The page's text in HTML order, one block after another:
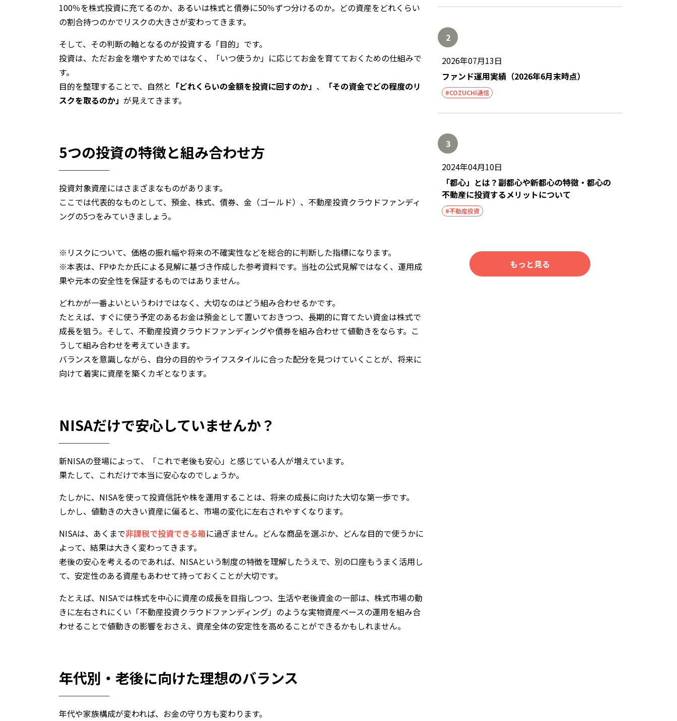
100％を株式投資に充てるのか、あるいは株式と債券に50％ずつ分けるのか。どの資産をどれくらい
の割合持つのかでリスクの大きさが変わってきます。
そして、その判断の軸となるのが投資する「目的」です。
投資は、ただお金を増やすためではなく、「いつ使うか」に応じてお金を育てておくための仕組みで
す。
目的を整理することで、自然と 「どれくらいの金額を投資に回すのか」 、
「その資金でどの程度のリ
スクを取るのか」 が見えてきます。
5つの投資の特徴と組み合わせ方
投資対象資産にはさまざまなものがあります。
ここでは代表的なものとして、預金、株式、債券、金（ゴールド）、不動産投資クラウドファンディ
ングの5つをみていきましょう。
※リスクについて、価格の振れ幅や将来の不確実性などを総合的に判断した指標になります。
※本表は、FPゆたか氏による見解に基づき作成した参考資料です。当社の公式見解ではなく、運用成
果や元本の安全性を保証するものではありません。
どれかが一番よいというわけではなく、大切なのはどう組み合わせるかです。
たとえば、すぐに使う予定のあるお金は預金として置いておきつつ、長期的に育てたい資金は株式で
成長を狙う。そして、不動産投資クラウドファンディングや債券を組み合わせて値動きをならす。こ
うして組み合わせを考えていきます。
バランスを意識しながら、自分の目的やライフスタイルに合った配分を見つけていくことが、将来に
向けて着実に資産を築くカギとなります。
NISAだけで安心していませんか？
新NISAの登場によって、「これで老後も安心」と感じている人が増えています。
果たして、これだけで本当に安心なのでしょうか。
たしかに、NISAを使って投資信託や株を運用することは、将来の成長に向けた大切な第一歩です。
しかし、値動きの大きい資産に偏ると、市場の変化に左右されやすくなります。
NISAは、あくまで非課税で投資できる箱に過ぎません。どんな商品を選ぶか、どんな目的で使うかに
よって、結果は大きく変わってきます。
老後の安心を考えるのであれば、NISAという制度の特徴を理解したうえで、別の口座もうまく活用し
て、安定性のある資産もあわせて持っておくことが大切です。
たとえば、NISAでは株式を中心に資産の成長を目指しつつ、生活や老後資金の一部は、株式市場の動
きに左右されにくい「不動産投資クラウドファンディング」のような実物資産ベースの運用を組み合
わせることで値動きの影響をおさえ、資産全体の安定性を高めることができるかもしれません。
年代別・老後に向けた理想のバランス
年代や家族構成が変われば、お金の守り方も変わります。
2
2026年07月13日
ファンド運用実績（2026年6月末時点）
#COZUCHI通信
3
2024年04月10日
「都心」とは？副都心や新都心の特徴・都心の
不動産に投資するメリットについて
#不動産投資
もっと見る